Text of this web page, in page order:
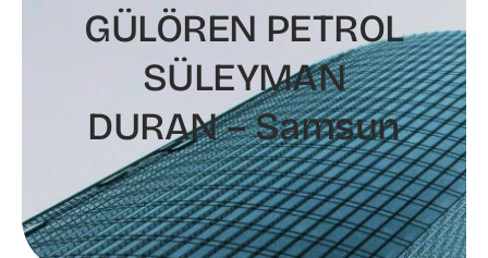
GÜLÖREN PETROL
SÜLEYMAN
DURAN – Samsun